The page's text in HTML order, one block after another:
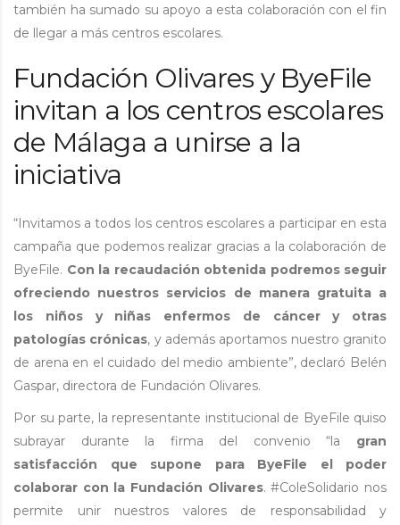
también ha sumado su apoyo a esta colaboración con el fin
de llegar a más centros escolares.
Fundación Olivares y ByeFile
invitan a los centros escolares
de Málaga a unirse a la
iniciativa
“Invitamos a todos los centros escolares a participar en esta
campaña que podemos realizar gracias a la colaboración de
ByeFile. Con la recaudación obtenida podremos seguir
ofreciendo nuestros servicios de manera gratuita a
los niños y niñas enfermos de cáncer y otras
patologías crónicas, y además aportamos nuestro granito
de arena en el cuidado del medio ambiente”, declaró Belén
Gaspar, directora de Fundación Olivares.
Por su parte, la representante institucional de ByeFile quiso
subrayar durante la firma del convenio “la gran
satisfacción que supone para ByeFile el poder
colaborar con la Fundación Olivares. #ColeSolidario nos
permite unir nuestros valores de responsabilidad y